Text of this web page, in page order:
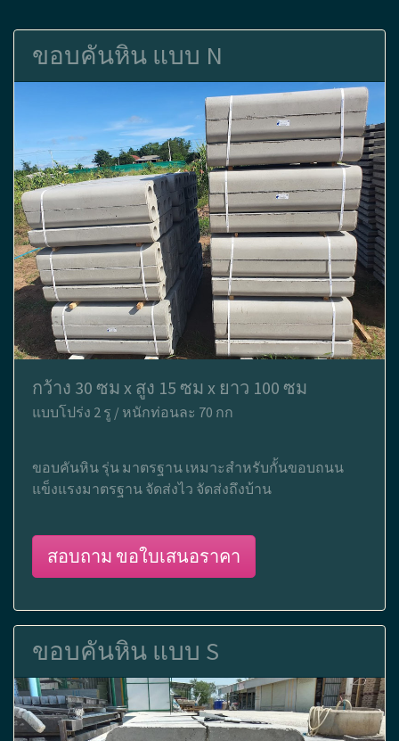
ขอบคันหิน แบบ N
กว้าง 30 ซม x สูง 15 ซม x ยาว 100 ซม
แบบโปร่ง 2 รู / หนักท่อนละ 70 กก
ขอบคันหิน รุ่น มาตรฐาน เหมาะสำหรับกั้นขอบถนน
แข็งแรงมาตรฐาน จัดส่งไว จัดส่งถึงบ้าน
สอบถาม ขอใบเสนอราคา
ขอบคันหิน แบบ S